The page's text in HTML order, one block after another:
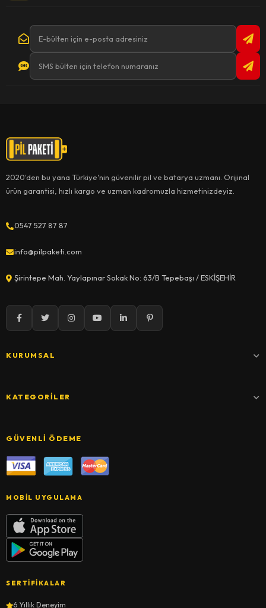
2020'den bu yana Türkiye'nin güvenilir pil ve batarya uzmanı. Orijinal
ürün garantisi, hızlı kargo ve uzman kadromuzla hizmetinizdeyiz.
0547 527 87 87
info@pilpaketi.com
Şirintepe Mah. Yaylapınar Sokak No: 63/B Tepebaşı / ESKİŞEHİR
KURUMSAL
KATEGORILER
GÜVENLI ÖDEME
MOBIL UYGULAMA
SERTIFIKALAR
6 Yıllık Deneyim